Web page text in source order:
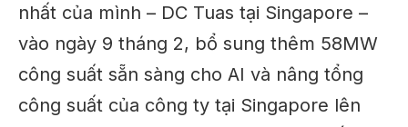
nhất của mình – DC Tuas tại Singapore –
vào ngày 9 tháng 2, bổ sung thêm 58MW
công suất sẵn sàng cho AI và nâng tổng
công suất của công ty tại Singapore lên